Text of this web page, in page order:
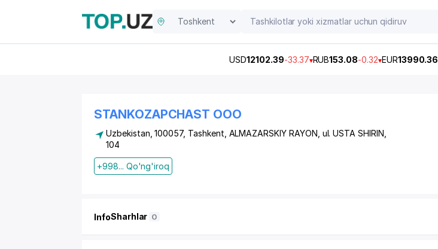
USD12102.39-33.37 RUB153.08-0.32 EUR13990.36
STANKOZAPCHAST OOO
Uzbekistan, 100057, Tashkent, ALMAZARSKIY RAYON , ul. USTA SHIRIN,
104
+998... Qo'ng'iroq
InfoSharhlar 0